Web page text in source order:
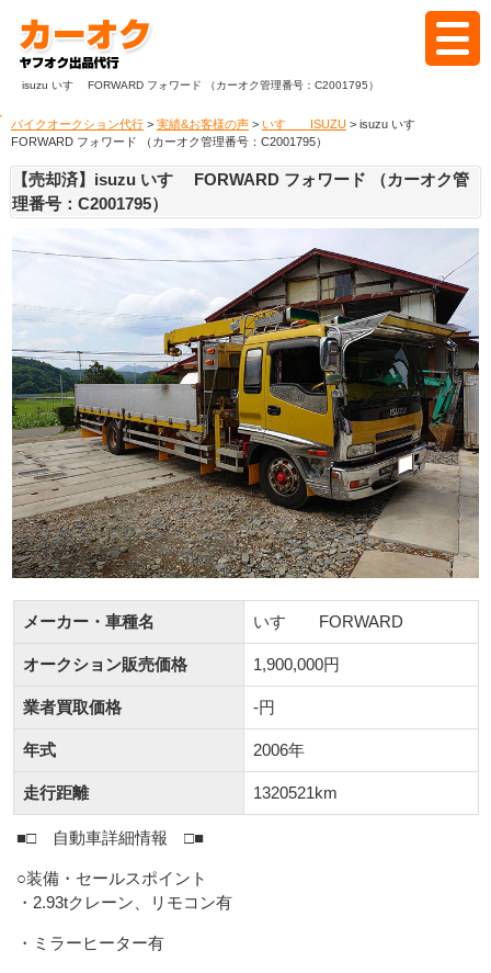
カーオクとは
料金
落札実績
よくある質問
ブログ
見積もり
isuzu いすゞ FORWARD フォワード （カーオク管理番号：C2001795）
バイクオークション代行 > 実績&お客様の声 > いすゞ ISUZU > isuzu いすゞ
FORWARD フォワード （カーオク管理番号：C2001795）
【売却済】isuzu いすゞ FORWARD フォワード （カーオク管
理番号：C2001795）
メーカー・車種名 いすゞ FORWARD
オークション販売価格 1,900,000円
業者買取価格 -円
年式 2006年
走行距離 1320521km
■□ 自動車詳細情報 □■
○装備・セールスポイント
・2.93tクレーン、リモコン有
・ミラーヒーター有